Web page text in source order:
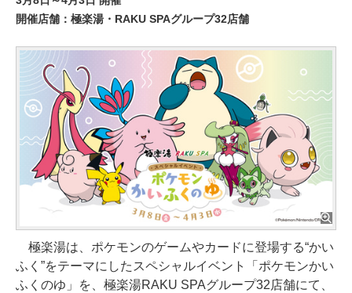
開催店舗：極楽湯・RAKU SPAグループ32店舗
極楽湯は、ポケモンのゲームやカードに登場する“かい
ふく”をテーマにしたスペシャルイベント「ポケモンかい
ふくのゆ」を、極楽湯RAKU SPAグループ32店舗にて、